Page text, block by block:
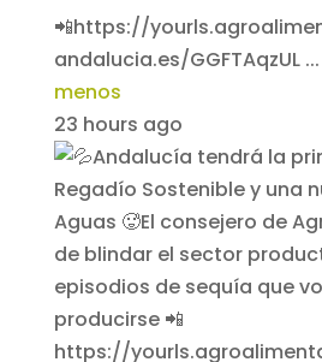
📲https://
andalucia.es/GGFTAqzUL ...
menos
23 hours ago